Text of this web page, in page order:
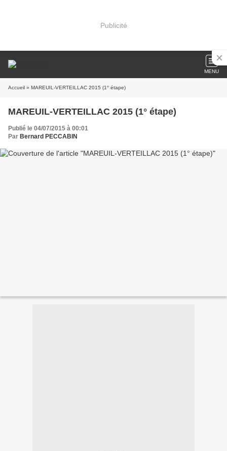
Publicité
MENU
Accueil » MAREUIL-VERTEILLAC 2015 (1° étape)
MAREUIL-VERTEILLAC 2015 (1° étape)
Publié le 04/07/2015 à 00:01
Par Bernard PECCABIN